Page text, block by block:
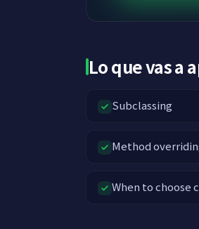
Lo que vas a
Subclassing
Method
When to choose